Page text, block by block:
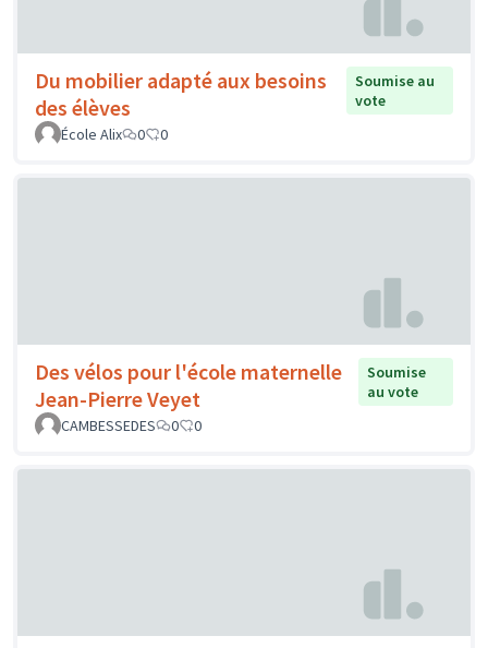
Du mobilier adapté aux besoins
des élèves
Soumise au
vote
École Alix
0 0
Des vélos pour l'école maternelle
Jean-Pierre Veyet
Soumise
au vote
CAMBESSEDES
0 0